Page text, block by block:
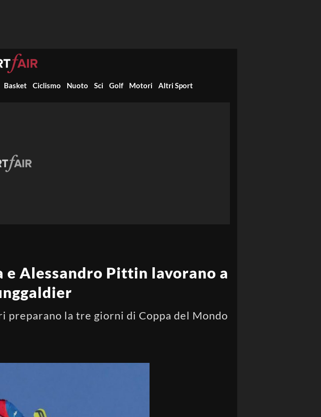
Basket Ciclismo Nuoto Sci Golf Motori Altri Sport
e Alessandro Pittin lavorano a
preparano la tre giorni di Coppa del Mondo